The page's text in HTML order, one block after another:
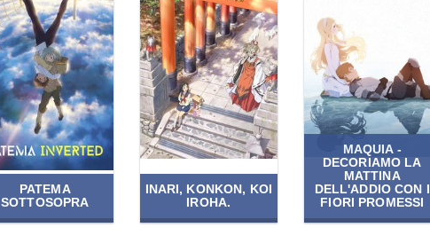
PATEMA
SOTTOSOPRA
INARI, KONKON, KOI
IROHA.
MAQUIA -
DECORIAMO LA
MATTINA
DELL'ADDIO CON I
FIORI PROMESSI